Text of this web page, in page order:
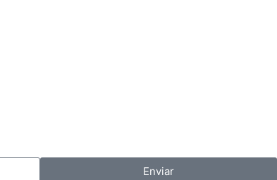
Enviar